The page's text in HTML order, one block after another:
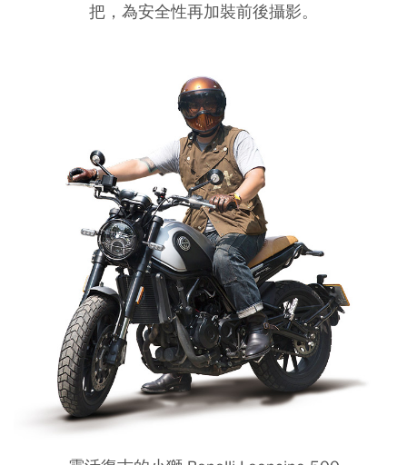
把，為安全性再加裝前後攝影。